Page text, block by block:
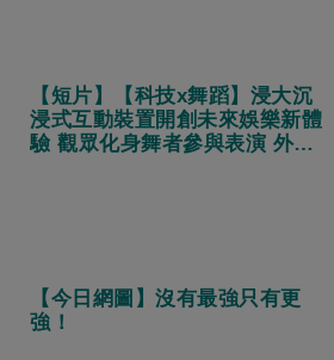
【短片】【科技x舞蹈】浸大沉
浸式互動裝置開創未來娛樂新體
驗 觀眾化身舞者參與表演 外國
【今日網圖】沒有最強只有更
強！